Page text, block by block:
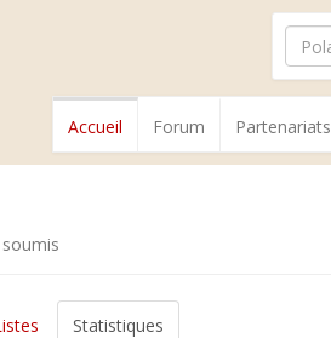
Accueil Forum Partenariats
Statistiques